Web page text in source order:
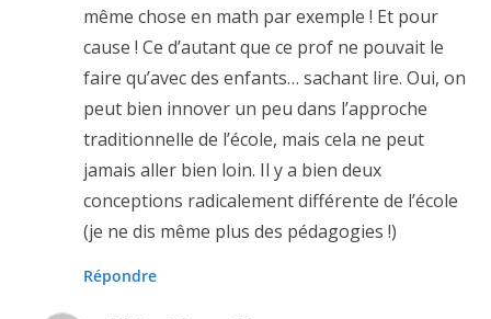
même chose en math par exemple ! Et pour
cause ! Ce d’autant que ce prof ne pouvait le
faire qu’avec des enfants… sachant lire. Oui, on
peut bien innover un peu dans l’approche
traditionnelle de l’école, mais cela ne peut
jamais aller bien loin. Il y a bien deux
conceptions radicalement différente de l’école
(je ne dis même plus des pédagogies !)
Répondre